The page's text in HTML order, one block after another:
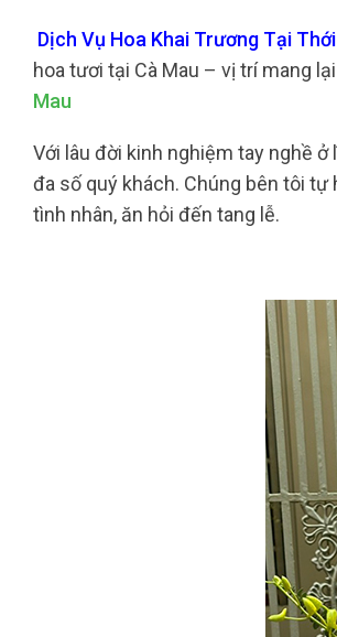
Dịch Vụ Hoa Khai Trương Tại
hoa tươi tại Cà Mau – vị trí mang
Mau
Với lâu đời kinh nghiệm tay nghề
đa số quý khách. Chúng bên tôi
tình nhân, ăn hỏi đến tang lễ.